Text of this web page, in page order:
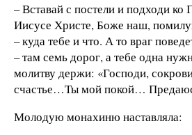
– Вставай с постели и подходи ко
Иисусе Христе, Боже наш,
– куда тебе и что. А то враг
– там семь дорог, а тебе одна
молитву держи: «Господи,
счастье…Ты мой покой…
Молодую монахиню наставляла: